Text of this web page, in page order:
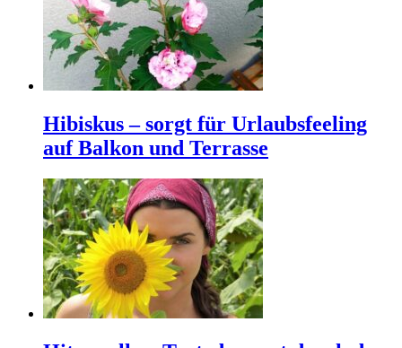
Hibiskus – sorgt für Urlaubsfeeling
auf Balkon und Terrasse